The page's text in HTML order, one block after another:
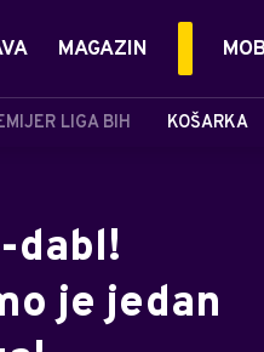
LIGA BIH KOŠARKA
MAGAZIN
dabl!
je jedan